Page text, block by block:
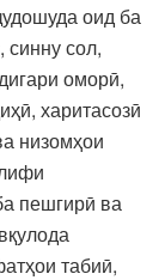
оид ба
синну сол,
оморӣ,
харитасозӣ
низомҳои
пешгирӣ ва
табиӣ,